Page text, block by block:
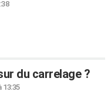
du carrelage ?
13:35